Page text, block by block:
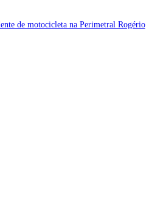
de motocicleta na Perimetral Rogério